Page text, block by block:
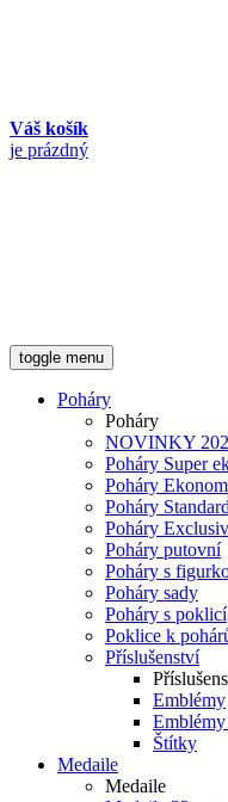
Váš košík
je prázdný
toggle menu
Poháry
Poháry
NOVINKY
Poháry Super
Poháry Ekonom
Poháry Standard
Poháry Exclusiv
Poháry putovní
Poháry s
Poháry sady
Poháry s poklicí
Poklice k
Příslušenství
Emblémy
Štítky
Medaile
Medaile